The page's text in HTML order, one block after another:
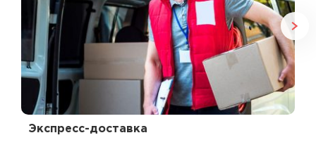
Экспресс-доставка